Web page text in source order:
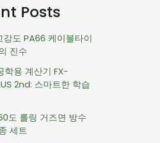
Posts
강도 PA66 케이블타이
진수
학용 계산기 FX-
2nd: 스마트한 학습
도 롤링 거즈면 방수
세트